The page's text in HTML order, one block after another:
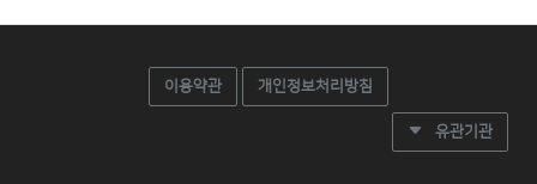
이용약관 개인정보처리방침
유관기관